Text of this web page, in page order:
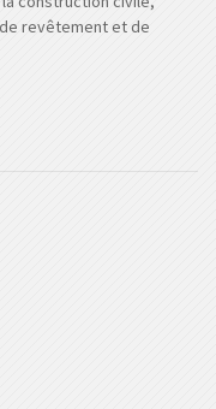
revêtement et de